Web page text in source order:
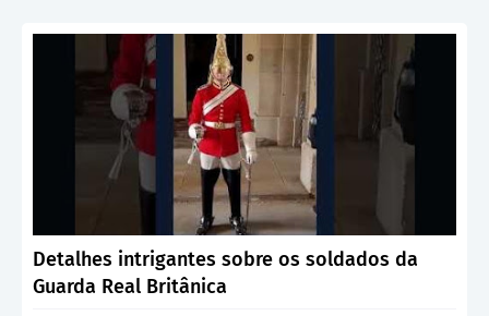
Detalhes intrigantes sobre os soldados da
Guarda Real Britânica